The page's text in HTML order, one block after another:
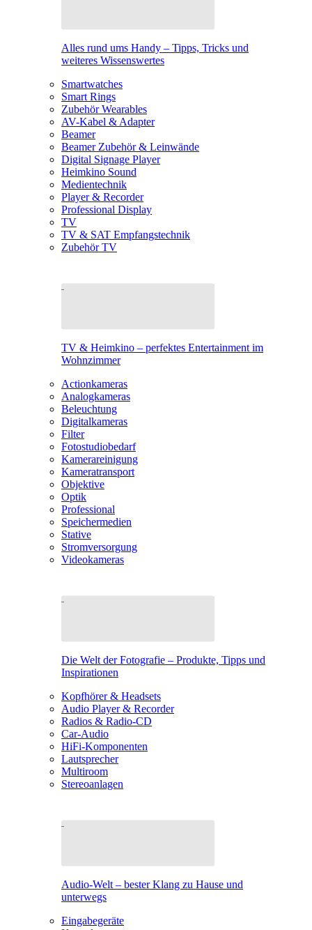
Alles rund ums Handy – Tipps, Tricks und
weiteres Wissenswertes
Smartwatches
Smart Rings
Zubehör Wearables
AV-Kabel & Adapter
Beamer
Beamer Zubehör & Leinwände
Digital Signage Player
Heimkino Sound
Medientechnik
Player & Recorder
Professional Display
TV
TV & SAT Empfangstechnik
Zubehör TV
TV & Heimkino – perfektes Entertainment im
Wohnzimmer
Actionkameras
Analogkameras
Beleuchtung
Digitalkameras
Filter
Fotostudiobedarf
Kamerareinigung
Kameratransport
Objektive
Optik
Professional
Speichermedien
Stative
Stromversorgung
Videokameras
Die Welt der Fotografie – Produkte, Tipps und
Inspirationen
Kopfhörer & Headsets
Audio Player & Recorder
Radios & Radio-CD
Car-Audio
HiFi-Komponenten
Lautsprecher
Multiroom
Stereoanlagen
Audio-Welt – bester Klang zu Hause und
unterwegs
Eingabegeräte